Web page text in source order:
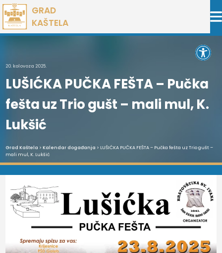
Preskoči
na
sadržaj
GRAD
KAŠTELA
20. kolovoza 2025.
LUŠIĆKA PUČKA FEŠTA – Pučka
fešta uz Trio gušt – mali mul, K.
Lukšić
Grad Kaštela > Kalendar događanja > LUŠIĆKA PUČKA FEŠTA – Pučka fešta uz Trio gušt –
mali mul, K. Lukšić